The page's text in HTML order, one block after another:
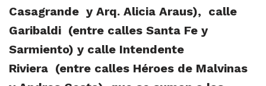
Casagrande y Arq. Alicia Araus), calle
Garibaldi (entre calles Santa Fe y
Sarmiento) y calle Intendente
Riviera (entre calles Héroes de Malvinas